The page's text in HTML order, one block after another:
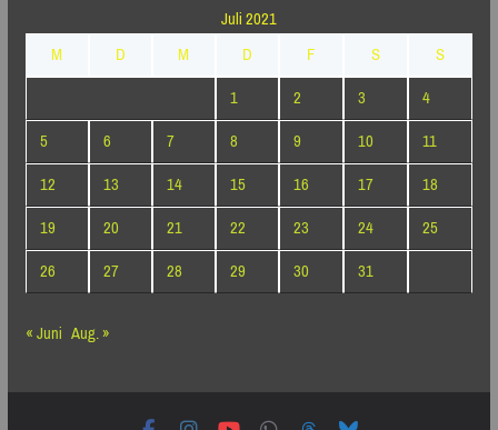
Juli 2021
M
D M D F S
S
1
2 3
4
5
6 7 8 9 10
11
12
13 14 15 16 17
18
19
20 21 22 23 24
25
26
27 28 29 30
31
« Juni Aug. »